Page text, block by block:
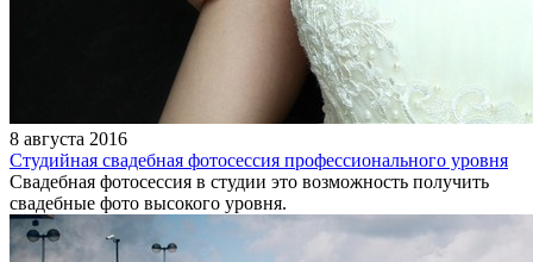
8 августа 2016
Студийная свадебная фотосессия профессионального уровня
Свадебная фотосессия в студии это возможность получить
свадебные фото высокого уровня.